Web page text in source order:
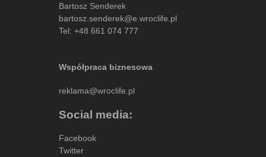
Bartosz Senderek
bartosz.senderek@e.wroclife.pl
Tel: +48 661 074 777
Współpraca biznesowa
reklama@wroclife.pl
Social media:
Facebook
Twitter